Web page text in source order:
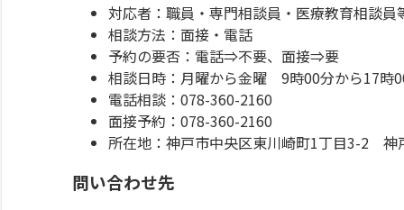
対応者：職員・専門相談員・医療教育相談員
相談方法：面接・電話
予約の要否：電話⇒不要、面接⇒要
相談日時：月曜から金曜 9時00分から17時
電話相談：078-360-2160
面接予約：078-360-2160
所在地：神戸市中央区東川崎町1丁目3-2 神
問い合わせ先